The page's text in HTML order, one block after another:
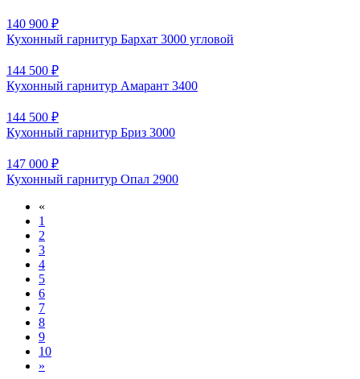
140 900 ₽
Кухонный гарнитур Бархат 3000 угловой
144 500 ₽
Кухонный гарнитур Амарант 3400
144 500 ₽
Кухонный гарнитур Бриз 3000
147 000 ₽
Кухонный гарнитур Опал 2900
«
1
2
3
4
5
6
7
8
9
10
»